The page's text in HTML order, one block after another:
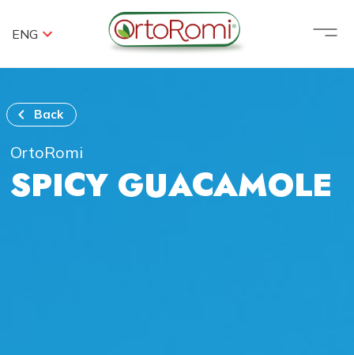
ENG
Back
OrtoRomi
SPICY GUACAMOLE